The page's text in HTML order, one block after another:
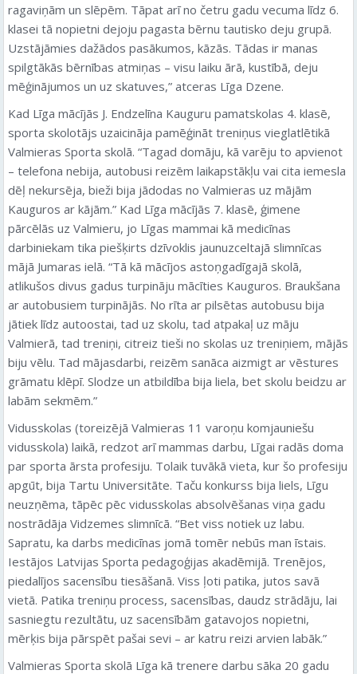
ragaviņām un slēpēm. Tāpat arī no četru gadu vecuma līdz 6.
klasei tā nopietni dejoju pagasta bērnu tautisko deju grupā.
Uzstājāmies dažādos pasākumos, kāzās. Tādas ir manas
spilgtākās bērnības atmiņas – visu laiku ārā, kustībā, deju
mēģinājumos un uz skatuves,” atceras Līga Dzene.
Kad Līga mācījās J. Endzelīna Kauguru pamatskolas 4. klasē,
sporta skolotājs uzaicināja pamēģināt treniņus vieglatlētikā
Valmieras Sporta skolā. “Tagad domāju, kā varēju to apvienot
– telefona nebija, autobusi reizēm laikapstākļu vai cita iemesla
dēļ nekursēja, bieži bija jādodas no Valmieras uz mājām
Kauguros ar kājām.” Kad Līga mācījās 7. klasē, ģimene
pārcēlās uz Valmieru, jo Līgas mammai kā medicīnas
darbiniekam tika piešķirts dzīvoklis jaunuzceltajā slimnīcas
mājā Jumaras ielā. “Tā kā mācījos astoņgadīgajā skolā,
atlikušos divus gadus turpināju mācīties Kauguros. Braukšana
ar autobusiem turpinājās. No rīta ar pilsētas autobusu bija
jātiek līdz autoostai, tad uz skolu, tad atpakaļ uz māju
Valmierā, tad treniņi, citreiz tieši no skolas uz treniņiem, mājās
biju vēlu. Tad mājasdarbi, reizēm sanāca aizmigt ar vēstures
grāmatu klēpī. Slodze un atbildība bija liela, bet skolu beidzu ar
labām sekmēm.”
Vidusskolas (toreizējā Valmieras 11 varoņu komjauniešu
vidusskola) laikā, redzot arī mammas darbu, Līgai radās doma
par sporta ārsta profesiju. Tolaik tuvākā vieta, kur šo profesiju
apgūt, bija Tartu Universitāte. Taču konkurss bija liels, Līgu
neuzņēma, tāpēc pēc vidusskolas absolvēšanas viņa gadu
nostrādāja Vidzemes slimnīcā. “Bet viss notiek uz labu.
Sapratu, ka darbs medicīnas jomā tomēr nebūs man īstais.
Iestājos Latvijas Sporta pedagoģijas akadēmijā. Trenējos,
piedalījos sacensību tiesāšanā. Viss ļoti patika, jutos savā
vietā. Patika treniņu process, sacensības, daudz strādāju, lai
sasniegtu rezultātu, uz sacensībām gatavojos nopietni,
mērķis bija pārspēt pašai sevi – ar katru reizi arvien labāk.”
Valmieras Sporta skolā Līga kā trenere darbu sāka 20 gadu